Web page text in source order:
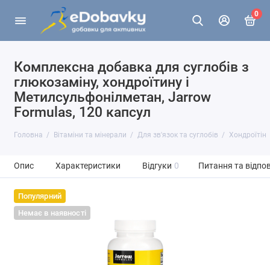
0
Комплексна добавка для суглобів з
глюкозаміну, хондроїтину і
Метилсульфонілметан, Jarrow
Formulas, 120 капсул
Головна Вітаміни та мінерали Для зв'язок та суглобів Хондроїтін
Опис Характеристики Відгуки 0 Питання та
Популярний
Немає в наявності